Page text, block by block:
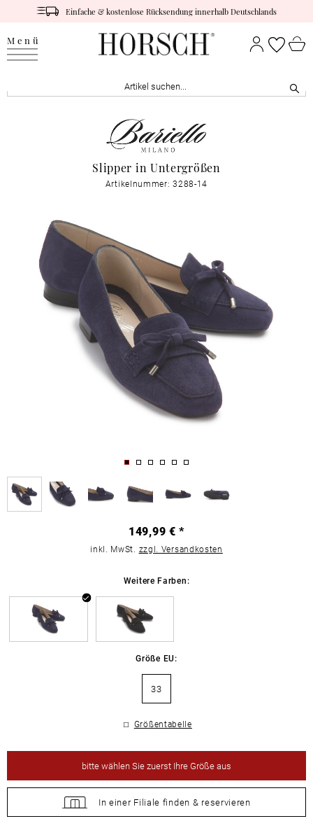
Einfache & kostenlose Rücksendung innerhalb Deutschlands
Menü
Slipper in Untergrößen
Artikelnummer: 3288-14
149,99 € *
inkl. MwSt. zzgl. Versandkosten
Weitere Farben:
Größe EU:
33
Größentabelle
bittewählen Sie zuerst Ihre Größe aus
In einer Filiale finden & reservieren